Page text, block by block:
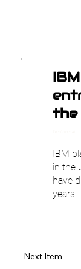
the
IBM
in the
have
years.
Next Item